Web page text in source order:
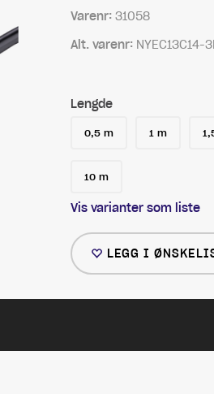
Varenr: 31058
Alt. varenr: NYEC13C14-
Lengde
0,5 m 1 m
10 m
Vis varianter som liste
LEGG I